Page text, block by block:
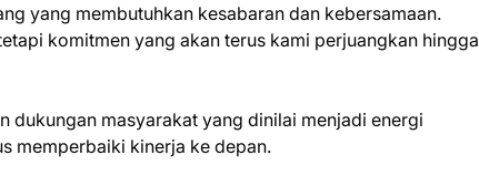
yang membutuhkan kesabaran dan kebersamaan.
komitmen yang akan terus kami perjuangkan hingga
dukungan masyarakat yang dinilai menjadi energi
memperbaiki kinerja ke depan.